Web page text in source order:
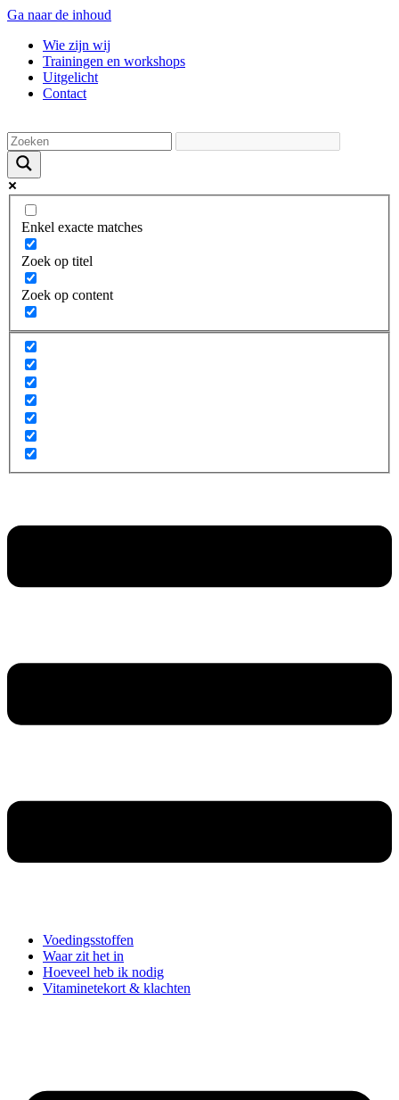
Ga naar de inhoud
Wie zijn wij
Trainingen en workshops
Uitgelicht
Contact
Enkel exacte matches
Zoek op titel
Zoek op content
Voedingsstoffen
Waar zit het in
Hoeveel heb ik nodig
Vitaminetekort & klachten